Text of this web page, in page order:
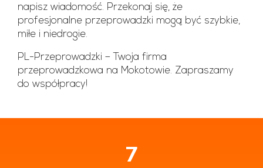
napisz wiadomość. Przekonaj się, że
profesjonalne przeprowadzki mogą być szybkie,
miłe i niedrogie.
PL-Przeprowadzki – Twoja firma
przeprowadzkowa na Mokotowie. Zapraszamy
do współpracy!
12